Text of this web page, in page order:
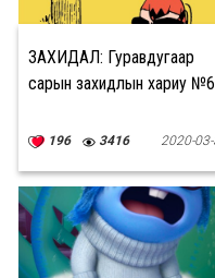
ЗАХИДАЛ: Гуравдугаар
сарын захидлын хариу №6
196 3416 2020-